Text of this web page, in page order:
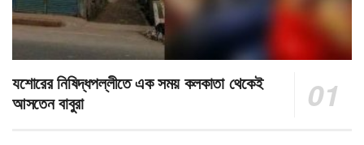
যশোরের নিষিদ্ধপল্লীতে এক সময় কলকাতা থেকেই
আসতেন বাবুরা